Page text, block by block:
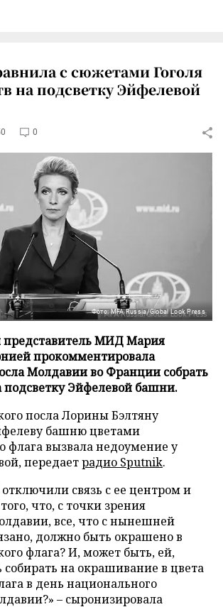
с сюжетами Гоголя
на подсветку Эйфелевой
0
Фото: MFA Russia/Global Look Press
МИД Мария
прокомментировала
Молдавии во Франции собрать
подсветку Эйфелевой башни.
посла Лорины Бэлтяну
башню цветами
флага вызвала недоумение у
передаетрадио Sputnik.
связь с ее центром и
что, с точки зрения
все, что с нынешней
должно быть окрашено в
флага? И, может быть, ей,
собирать на окрашивание в цвета
в день национального
– сыронизировала